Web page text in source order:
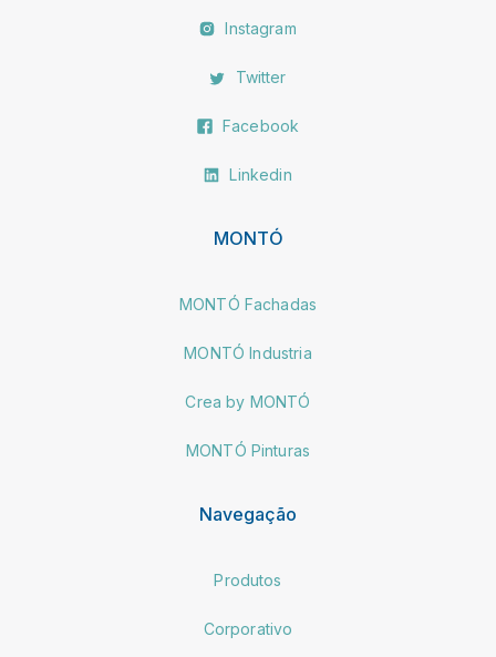
Instagram
Twitter
Facebook
Linkedin
MONTÓ
MONTÓ Fachadas
MONTÓ Industria
Crea by MONTÓ
MONTÓ Pinturas
Navegação
Produtos
Corporativo